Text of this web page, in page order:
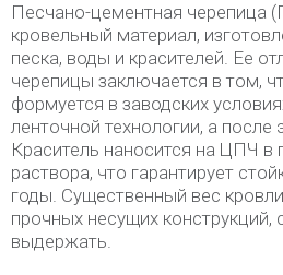
Песчано-цементная черепица
кровельный материал,
песка, воды и красителей. Ее
черепицы заключается в том,
формуется в заводских
ленточной технологии, а после
Краситель наносится на ЦПЧ
раствора, что гарантирует
годы. Существенный вес
прочных несущих конструкций,
выдержать.